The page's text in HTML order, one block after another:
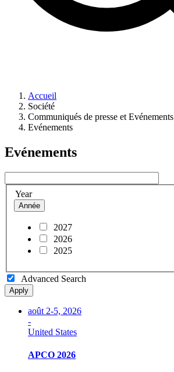
Accueil
Société
Communiqués de presse et Evénements
Evénements
Evénements
Year
Année
2027
2026
2025
Advanced Search
Apply
août 2-5, 2026
-
United States
APCO 2026